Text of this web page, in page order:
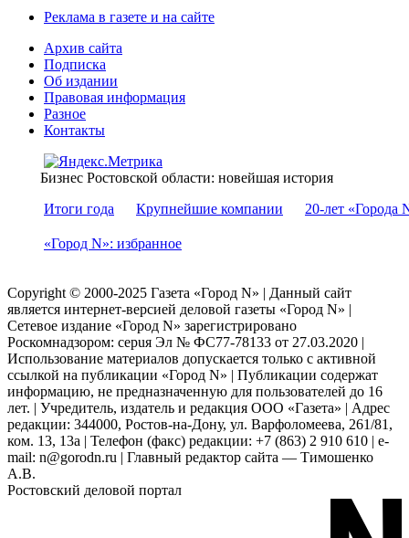
Реклама в газете и на сайте
Архив сайта
Подписка
Об издании
Правовая информация
Разное
Контакты
Бизнес Ростовской области: новейшая история
Итоги года
Крупнейшие компании 20-лет «Города
«Город N»: избранное
Copyright © 2000-2025 Газета «Город N» | Данный сайт
является интернет-версией деловой газеты «Город N» |
Сетевое издание «Город N» зарегистрировано
Роскомнадзором: серuя Эл № ФС77-78133 от 27.03.2020 |
Использование материалов допускается только с активной
ссылкой на публикации «Город N» | Публикации содержат
информацию, не предназначенную для пользователей до 16
лет. | Учредитель, издатель и редакция ООО «Газета» | Адрес
редакции: 344000, Ростов-на-Дону, ул. Варфоломеева, 261/81,
ком. 13, 13а | Телефон (факс) редакции: +7 (863) 2 910 610 | e-
mail: n@gorodn.ru | Главный редактор сайта — Тимошенко
А.В.
Ростовский деловой портал